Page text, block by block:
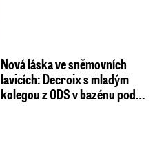
Nová láska ve sněmovních
lavicích: Decroix s mladým
kolegou z ODS v bazénu pod…